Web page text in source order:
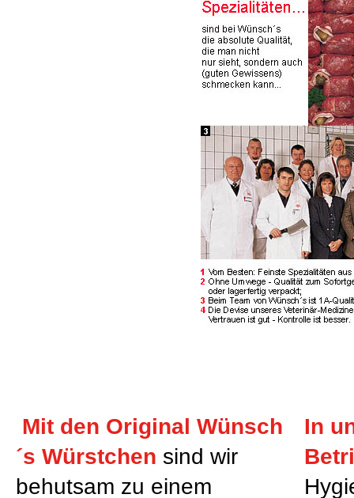
Mit den Original Wünsch
´s Würstchen sind wir
behutsam zu einem
In